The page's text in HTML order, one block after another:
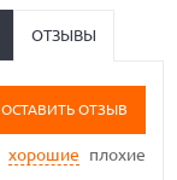
ОТЗЫВЫ
ОСТАВИТЬ ОТЗЫВ
хорошие плохие